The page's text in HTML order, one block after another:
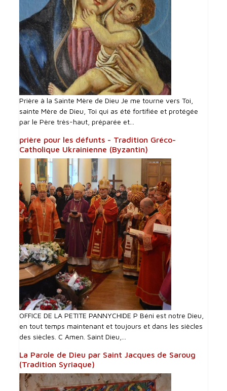
Prière à la Sainte Mère de Dieu Je me tourne vers Toi,
sainte Mère de Dieu, Toi qui as été fortifiée et protégée
par le Père très-haut, préparée et...
prière pour les défunts - Tradition Gréco-
Catholique Ukrainienne (Byzantin)
OFFICE DE LA PETITE PANNYCHIDE P Béni est notre Dieu,
en tout temps maintenant et toujours et dans les siècles
des siècles. C Amen. Saint Dieu,...
La Parole de Dieu par Saint Jacques de Saroug
(Tradition Syriaque)